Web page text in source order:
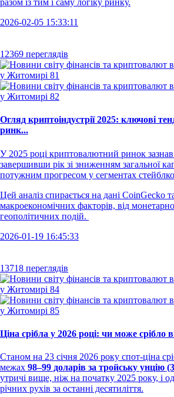
разом із тим і саму логіку ринку.
2026-02-05 15:33:11
12369 переглядів
Огляд криптоіндустрії 2025: ключові
ринк...
У 2025 році криптовалютний ринок
завершивши рік зі зниженням загальної
потужним прогресом у сегментах
Цей аналіз спирається на дані CoinGecko
макроекономічних факторів, від
геополітичних подій.
2026-01-19 16:45:33
13718 переглядів
Ціна срібла у 2026 році: чи може срібло
Станом на 23 січня 2026 року спот-ціна
межах 98–99 доларів за тройську унцію
утричі вище, ніж на початку 2025 року, і
річних рухів за останні десятиліття.